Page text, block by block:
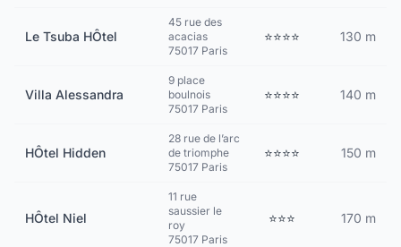
Le Tsuba HÔtel
45 rue des
acacias
75017 Paris
⭐⭐⭐⭐ 130 m
Villa Alessandra
9 place
boulnois
75017 Paris
⭐⭐⭐⭐ 140 m
HÔtel Hidden
28 rue de l’arc
de triomphe
75017 Paris
⭐⭐⭐⭐ 150 m
HÔtel Niel
11 rue
saussier le
roy
75017 Paris
⭐⭐⭐ 170 m